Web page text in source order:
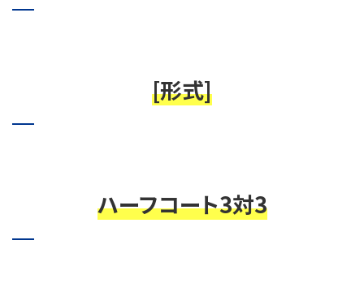
[形式]
ハーフコート3対3